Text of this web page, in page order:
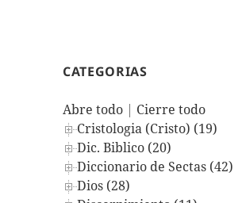
CATEGORIAS
Abre todo | Cierre todo
Cristologia (Cristo) (19)
Dic. Biblico (20)
Diccionario de Sectas (42)
Dios (28)